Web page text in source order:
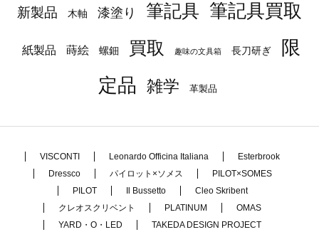
新製品 木軸 漆塗り 筆記具 筆記具買取
紙製品 蒔絵 螺鈿 買取 趣味の文具箱 長刀研ぎ
限
定品
雑学 革製品
VISCONTI Leonardo Officina Italiana
Esterbrook
Dressco
パイロット×ソメス
PILOT×SOMES
PILOT
Il Bussetto
Cleo Skribent
クレオスクリベント
PLATINUM
OMAS
YARD・O・LED
TAKEDA DESIGN PROJECT